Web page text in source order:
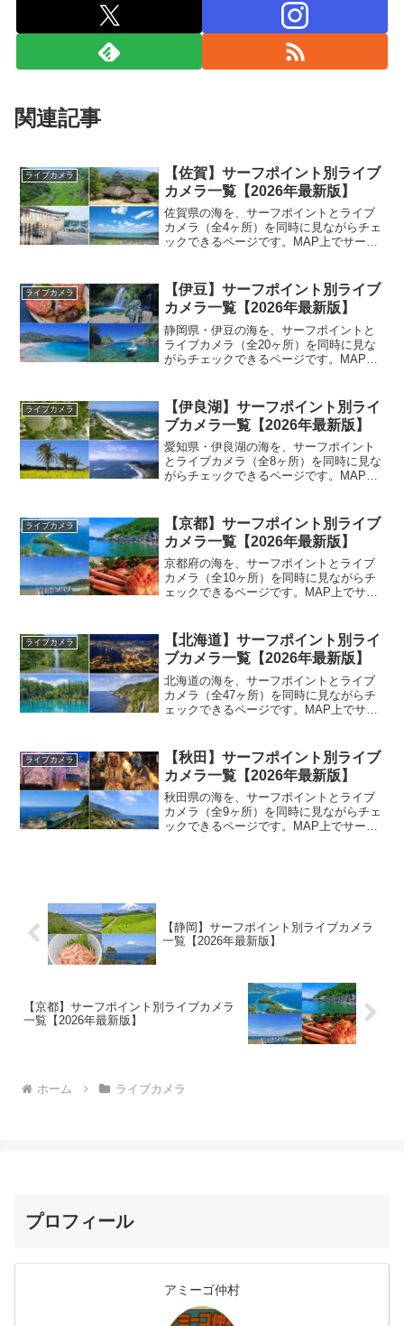
関連記事
ライブカメラ
【佐賀】サーフポイント別ライブ
カメラ一覧【2026年最新版】
佐賀県の海を、サーフポイントとライブ
カメラ（全4ヶ所）を同時に見ながらチェ
ックできるページです。MAP上でサーフ
す。 「アソコでこれくらいのウネリがあ
れば、狙っているポ...
ライブカメラ
【伊豆】サーフポイント別ライブ
カメラ一覧【2026年最新版】
静岡県・伊豆の海を、サーフポイントと
ライブカメラ（全20ヶ所）を同時に見な
がらチェックできるページです。MAP上
握できます。 「アソコでこれくらいのウ
ネリがあれば、狙っ...
ライブカメラ
【伊良湖】サーフポイント別ライ
ブカメラ一覧【2026年最新版】
愛知県・伊良湖の海を、サーフポイント
とライブカメラ（全8ヶ所）を同時に見な
がらチェックできるページです。MAP上
握できます。 「アソコでこれくらいのウ
ネリがあれば、狙っ...
ライブカメラ
【京都】サーフポイント別ライブ
カメラ一覧【2026年最新版】
京都府の海を、サーフポイントとライブ
カメラ（全10ヶ所）を同時に見ながらチ
ェックできるページです。MAP上でサー
ます。 「アソコでこれくらいのウネリが
あれば、狙っている...
ライブカメラ
【北海道】サーフポイント別ライ
ブカメラ一覧【2026年最新版】
北海道の海を、サーフポイントとライブ
カメラ（全47ヶ所）を同時に見ながらチ
ェックできるページです。MAP上でサー
ます。 「アソコでこれくらいのウネリが
あれば、狙っている...
ライブカメラ
【秋田】サーフポイント別ライブ
カメラ一覧【2026年最新版】
秋田県の海を、サーフポイントとライブ
カメラ（全9ヶ所）を同時に見ながらチェ
ックできるページです。MAP上でサーフ
【静岡】サーフポイント別ライブカメラ
一覧【2026年最新版】
【京都】サーフポイント別ライブカメラ
一覧【2026年最新版】
ホーム ライブカメラ
プロフィール
アミーゴ仲村